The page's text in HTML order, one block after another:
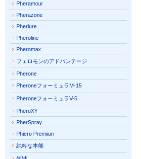
Pheramour
Pherazone
Pherlure
Pheroline
Pheromax
フェロモンのアドバンテージ
Pherone
PheroneフォーミュラM-15
PheroneフォーミュラV-5
PheroXY
PherSpray
Phiero Premiiun
純粋な本能